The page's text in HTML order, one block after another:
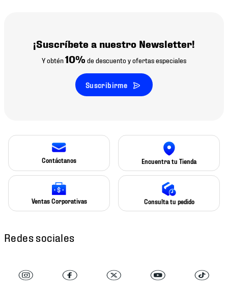
¡Suscríbete a nuestro Newsletter!
Y obtén10% de descuento y ofertas especiales
Suscribirme
Contáctanos Encuentra tu Tienda
Ventas Corporativas Consulta tu pedido
Redes sociales